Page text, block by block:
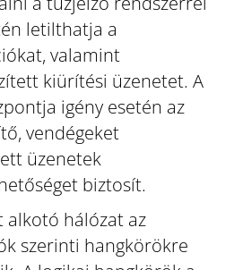
letilthatja a
valamint
kiürítési üzenetet. A
igény esetén az
vendégeket
üzenetek
biztosít.
alkotó hálózat az
szerinti hangkörökre